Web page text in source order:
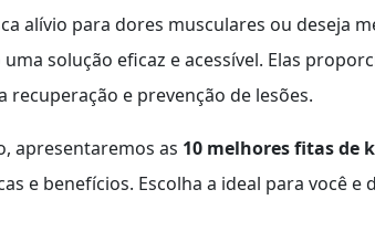
alívio para dores musculares ou deseja
uma solução eficaz e acessível. Elas
recuperação e prevenção de lesões.
apresentaremos as 10 melhores fitas de
e benefícios. Escolha a ideal para você